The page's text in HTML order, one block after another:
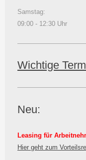
Samstag:
09:00 - 12:30 Uhr
Wichtige
Neu:
Leasing für
Hier geht zum